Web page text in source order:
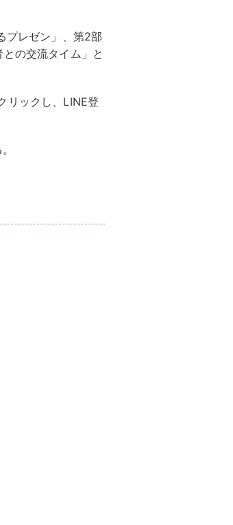
プレゼン」、第2部
の交流タイム」と
リックし、LINE登